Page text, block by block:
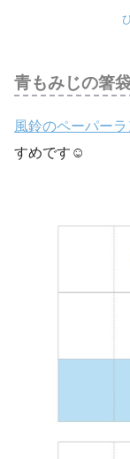
青もみじの箸
風鈴のペーパー
すめです☺